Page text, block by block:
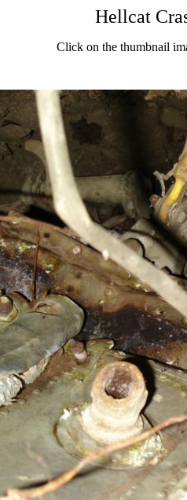
Hellcat
Click on the thumbnail